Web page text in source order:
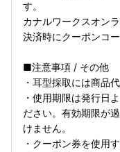
す。
カナルワークスオン
決済時にクーポンコ
■注意事項 / その他
・耳型採取には商品
・使用期限は発行日
ださい。有効期限が
けません。
・クーポン券を使用